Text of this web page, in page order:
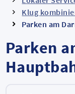
Klug
Parken am
Parken